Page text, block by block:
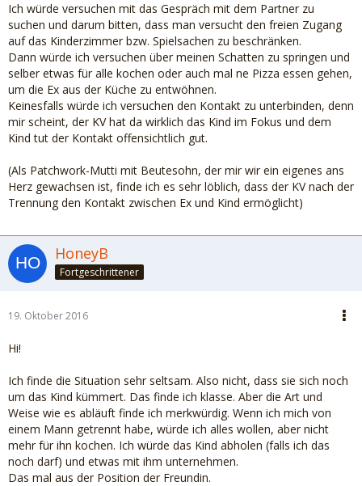
Ich würde versuchen mit das Gespräch mit dem Partner zu
suchen und darum bitten, dass man versucht den freien Zugang
auf das Kinderzimmer bzw. Spielsachen zu beschränken.
Dann würde ich versuchen über meinen Schatten zu springen und
selber etwas für alle kochen oder auch mal ne Pizza essen gehen,
um die Ex aus der Küche zu entwöhnen.
Keinesfalls würde ich versuchen den Kontakt zu unterbinden, denn
mir scheint, der KV hat da wirklich das Kind im Fokus und dem
Kind tut der Kontakt offensichtlich gut.
(Als Patchwork-Mutti mit Beutesohn, der mir wir ein eigenes ans
Herz gewachsen ist, finde ich es sehr löblich, dass der KV nach der
Trennung den Kontakt zwischen Ex und Kind ermöglicht)
HoneyB
Fortgeschrittener
19. Oktober 2016
Hi!
Ich finde die Situation sehr seltsam. Also nicht, dass sie sich noch
um das Kind kümmert. Das finde ich klasse. Aber die Art und
Weise wie es abläuft finde ich merkwürdig. Wenn ich mich von
einem Mann getrennt habe, würde ich alles wollen, aber nicht
mehr für ihn kochen. Ich würde das Kind abholen (falls ich das
noch darf) und etwas mit ihm unternehmen.
Das mal aus der Position der Freundin.